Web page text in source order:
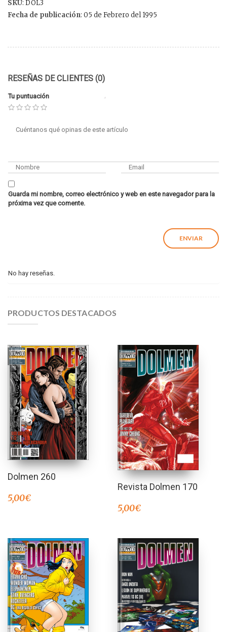
SKU: DOL3
Fecha de publicación: 05 de Febrero del 1995
RESEÑAS DE CLIENTES (0)
Tu puntuación
Guarda mi nombre, correo electrónico y web en este navegador para la
próxima vez que comente.
No hay reseñas.
PRODUCTOS DESTACADOS
Dolmen 260
5,00€
Revista Dolmen 170
5,00€